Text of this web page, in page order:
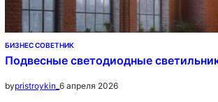
БИЗНЕС СОВЕТНИК
Подвесные светодиодные
bypristroykin_ 6 апреля 2026